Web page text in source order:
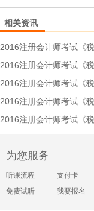
相关资讯
2016注册会计师考试《
2016注册会计师考试《
2016注册会计师考试《
2016注册会计师考试《
2016注册会计师考试《
为您服务
听课流程 支付卡
免费试听
我要报名